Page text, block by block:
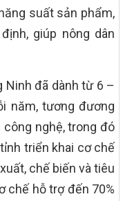
suất sản phẩm,
giúp nông dân
Ninh đã dành từ 6 –
năm, tương đương
nghệ, trong đó
triển khai cơ chế
chế biến và tiêu
chế hỗ trợ đến 70%